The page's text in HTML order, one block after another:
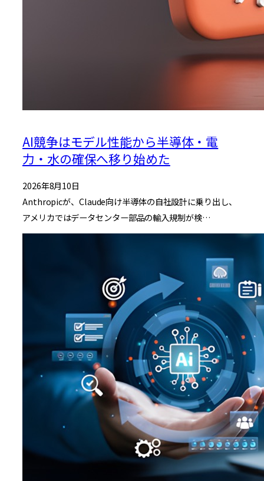
AI競争はモデル性能から半導体・電
力・水の確保へ移り始めた
2026年8月10日
Anthropicが、Claude向け半導体の自社設計に乗り出し、
アメリカではデータセンター部品の輸入規制が検…